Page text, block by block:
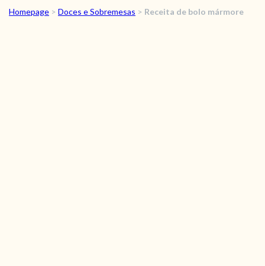
RECEITAS
Homepage > Doces e Sobremesas > Receita de bolo mármore